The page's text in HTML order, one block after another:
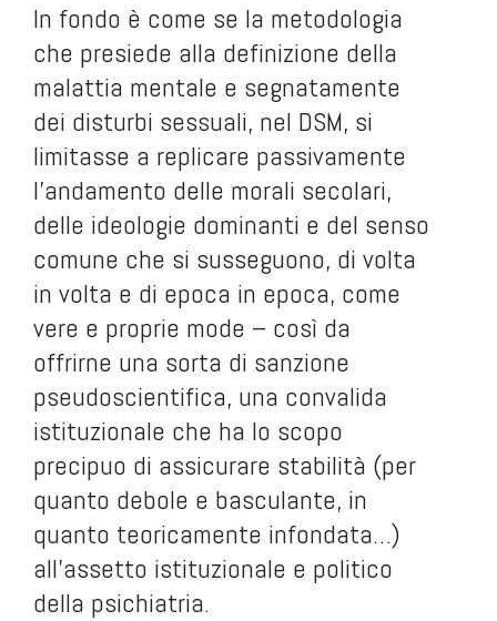
In fondo è come se la metodologia
che presiede alla definizione della
malattia mentale e segnatamente
dei disturbi sessuali, nel DSM, si
limitasse a replicare passivamente
l’andamento delle morali secolari,
delle ideologie dominanti e del senso
comune che si susseguono, di volta
in volta e di epoca in epoca, come
vere e proprie mode – così da
offrirne una sorta di sanzione
pseudoscientifica, una convalida
istituzionale che ha lo scopo
precipuo di assicurare stabilità (per
quanto debole e basculante, in
quanto teoricamente infondata…)
all’assetto istituzionale e politico
della psichiatria.